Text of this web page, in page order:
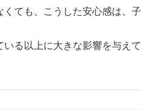
ても、こうした安心感は、子
る以上に大きな影響を与えて